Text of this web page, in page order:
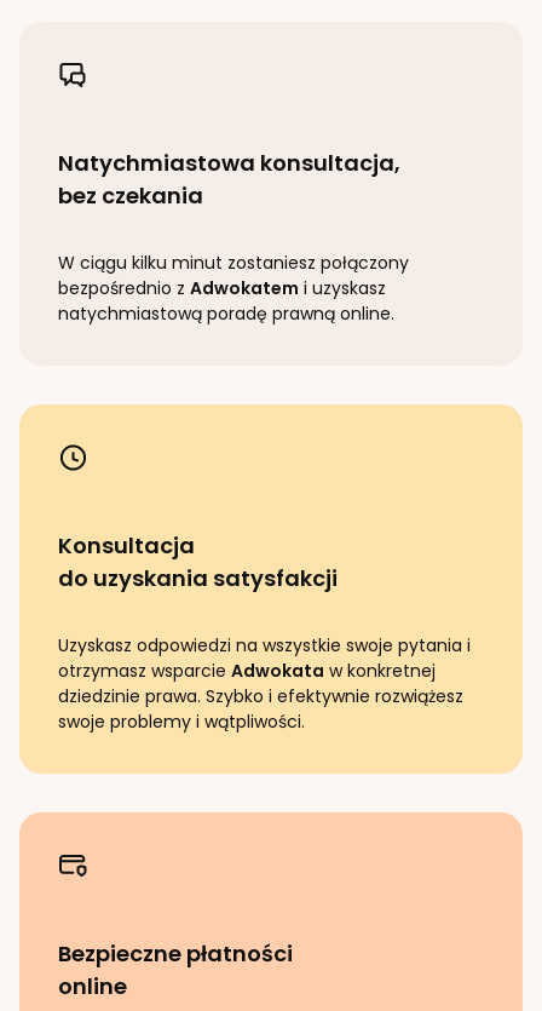
Natychmiastowa konsultacja,
bez czekania
W ciągu kilku minut zostaniesz połączony
bezpośrednio z Adwokatem i uzyskasz
natychmiastową poradę prawną online.
Konsultacja
do uzyskania satysfakcji
Uzyskasz odpowiedzi na wszystkie swoje pytania i
otrzymasz wsparcie Adwokata w konkretnej
dziedzinie prawa. Szybko i efektywnie rozwiążesz
swoje problemy i wątpliwości.
Bezpieczne płatności
online